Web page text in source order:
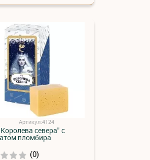
Артикул:4124
севера" с
пломбира
(0)